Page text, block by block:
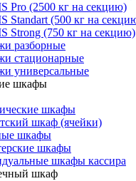
Pro (2500 кг на секцию)
Standart (500 кг на
Strong (750 кг на секцию)
разборные
стационарные
универсальные
шкафы
шкафы
шкаф (ячейки)
шкафы
шкафы
шкафы кассира
шкаф